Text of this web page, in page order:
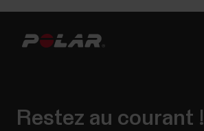
Restez au courant !